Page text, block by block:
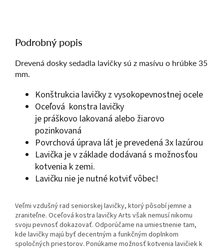
Podrobný popis
Drevená dosky sedadla lavičky sú z masívu o hrúbke 35
mm.
Konštrukcia lavičky z vysokopevnostnej ocele
Oceľová konstra lavičky
je práškovo lakovaná alebo žiarovo
pozinkovaná
Povrchová úprava lát je prevedená 3x lazúrou
Lavička je v základe dodávaná s možnosťou
kotvenia k zemi.
Lavičku nie je nutné kotviť vôbec!
Veľmi vzdušný rad seniorskej lavičky, ktorý pôsobí jemne a
zraniteľne. Oceľová kostra lavičky Arts však nemusí nikomu
svoju pevnosť dokazovať. Odporúčame na umiestnenie tam,
kde lavičky majú byť decentným a funkčným doplnkom
spoločných priestorov. Ponúkame možnosť kotvenia lavičiek k